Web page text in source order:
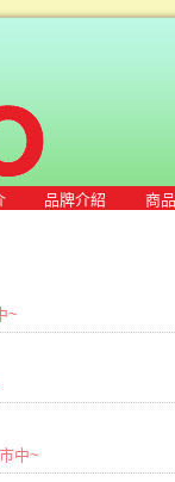
品牌介紹 商
~
中~